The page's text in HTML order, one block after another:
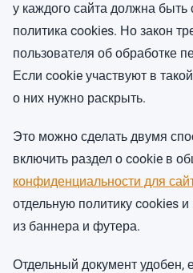
у каждого сайта должна быть
политика cookies. Но закон
пользователя об обработке
Если cookie участвуют в
о них нужно раскрыть.
Это можно сделать двумя
включить раздел о cookie в
конфиденциальности для
отдельную политику cookies
из баннера и футера.
Отдельный документ удобен,